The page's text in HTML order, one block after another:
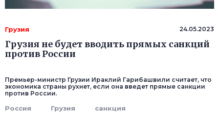
Грузия 24.05.2023
Грузия не будет вводить прямых санкций
против России
Премьер-министр Грузии Ираклий Гарибашвили считает, что
экономика страны рухнет, если она введет прямые санкции
против России.
Россия Грузия санкция